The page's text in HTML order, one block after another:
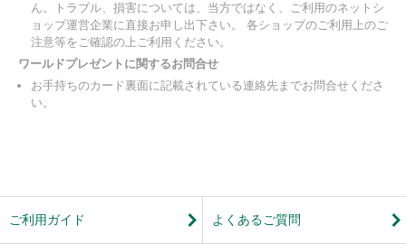
ん。トラブル、損害については、当方ではなく、ご利用のネットシ
ョップ運営企業に直接お申し出下さい。 各ショップのご利用上のご
注意等をご確認の上ご利用ください。
ワールドプレゼントに関するお問合せ
お手持ちのカード裏面に記載されている連絡先までお問合せくださ
い。
ご利用ガイド よくあるご質問